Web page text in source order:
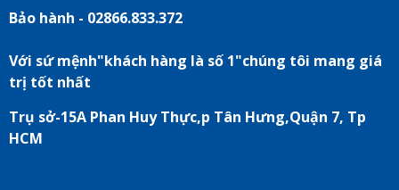
Bảo hành - 02866.833.372
Với sứ mệnh"khách hàng là số 1"chúng tôi mang giá
trị tốt nhất
Trụ sở-15A Phan Huy Thực,p Tân Hưng,Quận 7, Tp
HCM